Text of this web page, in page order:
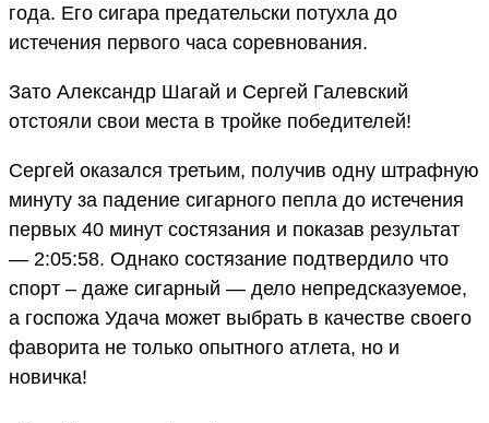
года. Его сигара предательски потухла до
истечения первого часа соревнования.
Зато Александр Шагай и Сергей Галевский
отстояли свои места в тройке победителей!
Сергей оказался третьим, получив одну штрафную
минуту за падение сигарного пепла до истечения
первых 40 минут состязания и показав результат
— 2:05:58. Однако состязание подтвердило что
спорт – даже сигарный — дело непредсказуемое,
а госпожа Удача может выбрать в качестве своего
фаворита не только опытного атлета, но и
новичка!